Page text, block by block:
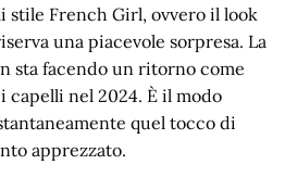
stile French Girl, ovvero il look
una piacevole sorpresa. La
sta facendo un ritorno come
capelli nel 2024. È il modo
quel tocco di
apprezzato.